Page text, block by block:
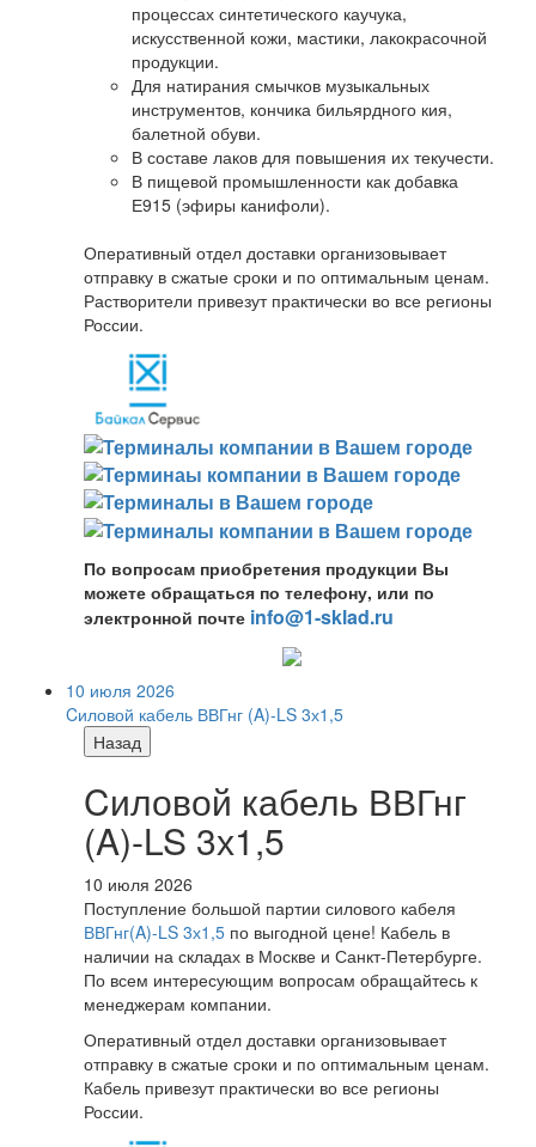
процессах синтетического каучука,
искусственной кожи, мастики, лакокрасочной
продукции.
Для натирания смычков музыкальных
инструментов, кончика бильярдного кия,
балетной обуви.
В составе лаков для повышения их текучести.
В пищевой промышленности как добавка
Е915 (эфиры канифоли).
Оперативный отдел доставки организовывает
отправку в сжатые сроки и по оптимальным ценам.
Растворители привезут практически во все регионы
России.
По вопросам приобретения продукции Вы
можете обращаться по телефону, или по
электронной почте info@1-sklad.ru
10 июля 2026
Cиловой кабель ВВГнг (A)-LS 3х1,5
Назад
Cиловой кабель ВВГнг
(A)-LS 3х1,5
10 июля 2026
Поступление большой партии силового кабеля
ВВГнг(A)-LS 3х1,5 по выгодной цене! Кабель в
наличии на складах в Москве и Санкт-Петербурге.
По всем интересующим вопросам обращайтесь к
менеджерам компании.
Оперативный отдел доставки организовывает
отправку в сжатые сроки и по оптимальным ценам.
Кабель привезут практически во все регионы
России.